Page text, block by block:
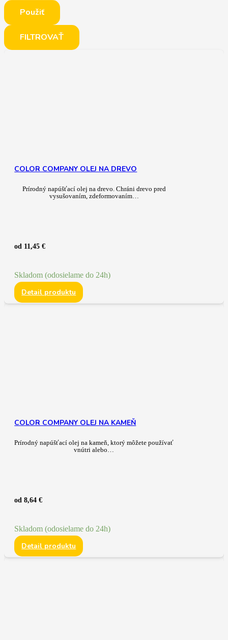
Použiť
FILTROVAŤ
COLOR COMPANY OLEJ NA DREVO
Prírodný napúšťací olej na drevo. Chráni drevo pred
vysušovaním, zdeformovaním…
od 11,45€
Skladom (odosielame do 24h)
Detail produktu
COLOR COMPANY OLEJ NA KAMEŇ
Prírodný napúšťací olej na kameň, ktorý môžete používať
vnútri alebo…
od8,64€
Skladom (odosielame do 24h)
Detail produktu